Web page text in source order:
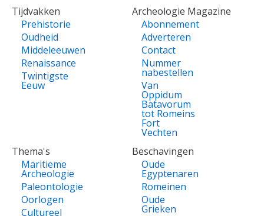
Tijdvakken
Prehistorie
Oudheid
Middeleeuwen
Renaissance
Twintigste
Eeuw
Archeologie Magazine
Abonnement
Adverteren
Contact
Nummer
nabestellen
Van
Oppidum
Batavorum
tot Romeins
Fort
Vechten
Thema's
Maritieme
Archeologie
Paleontologie
Oorlogen
Cultureel
Beschavingen
Oude
Egyptenaren
Romeinen
Oude
Grieken